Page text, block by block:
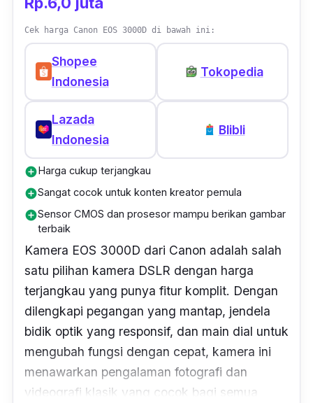
berkonsentrasi untuk mendapatkan angle
pengambilan gambar terbaik.
Terakhir, kamera ini juga dilengkapi fitur
optimalisasi yang mumpuni. Kamera ini
mampu menangkap rona kulit secara akurat,
memastikan kulit terlihat segar dan natural di
frame. FiturFace Priority
juga akan secara otomatis mencerahkan
wajah yang terdeteksi sehingga tetap terlihat
dapat melacak subjek utama pada
frame
secara akurat. Untuk merekam hewan,
kamera ini juga punya fitur
Eye Autofocus
yang mampu melacak mata hewan secara
aktif.
Cek harga Canon EOS 3000D di bawah ini:
Shopee
Indonesia
Tokopedia
Lazada
Indonesia
Blibli
add_circleHarga cukup terjangkau
add_circleSangat cocok untuk konten kreator pemula
add_circleSensor CMOS dan prosesor mampu berikan gambar
terbaik
Kamera EOS 3000D dari Canon adalah salah
satu pilihan kamera DSLR dengan harga
terjangkau yang punya fitur komplit. Dengan
dilengkapi pegangan yang mantap, jendela
bidik optik yang responsif, dan main dial untuk
mengubah fungsi dengan cepat, kamera ini
menawarkan pengalaman fotografi dan
videografi klasik yang cocok bagi semua